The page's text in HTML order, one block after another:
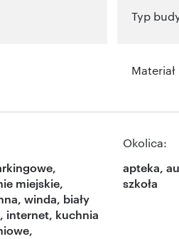
Typ
Materiał
miejskie,
winda, biały
internet, kuchnia
Okolica:
apteka,
szkoła